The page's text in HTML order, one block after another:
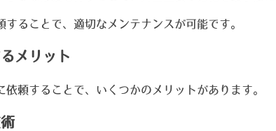
することで、適切なメンテナンスが可能です。
メリット
依頼することで、いくつかのメリットがあります。